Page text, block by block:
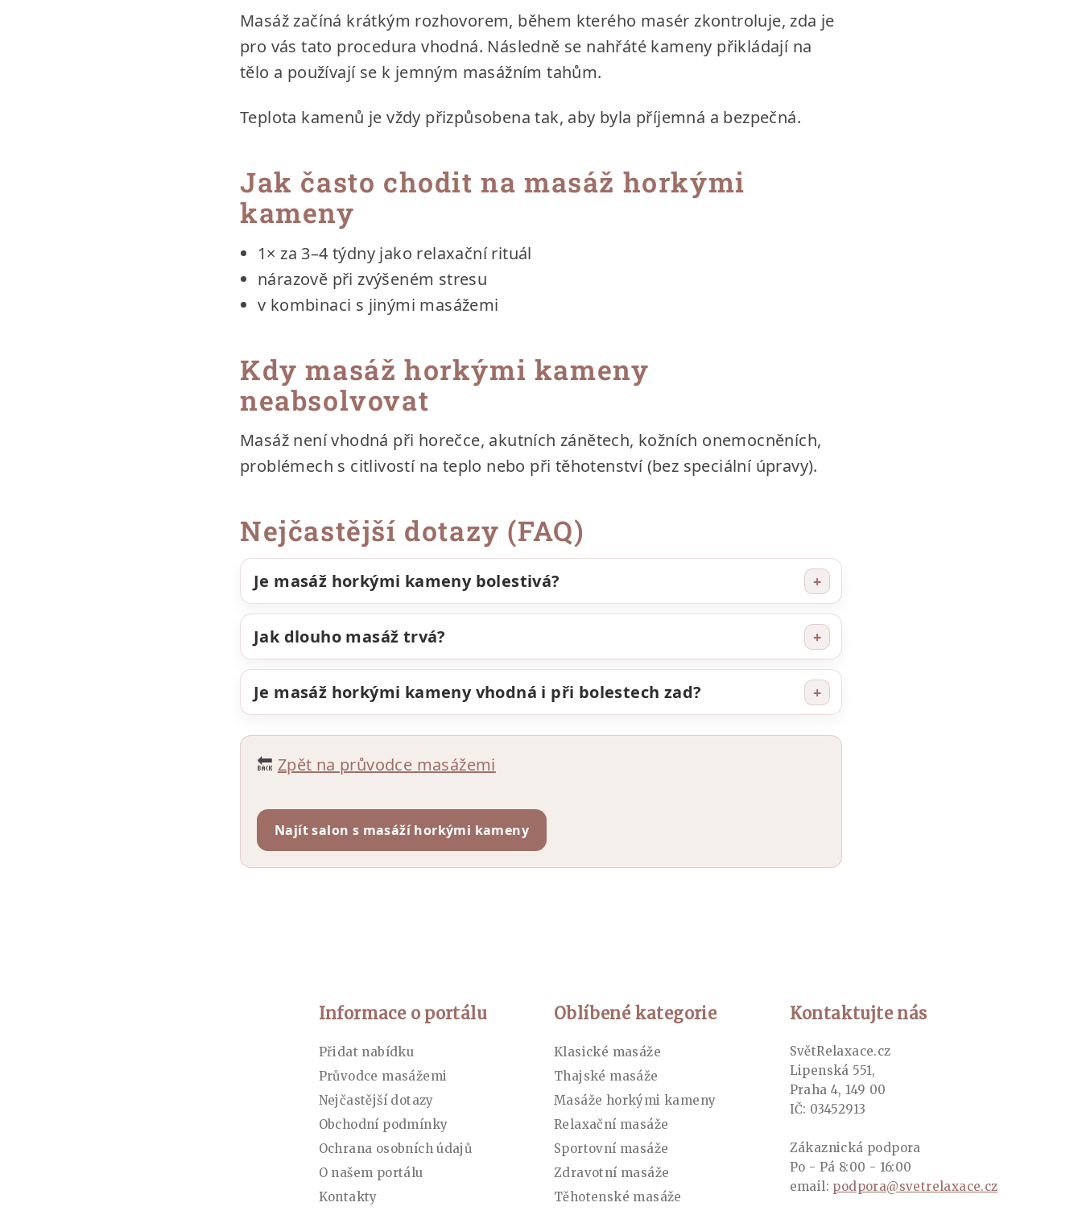
Masáž začíná krátkým rozhovorem, během kterého masér zkontroluje, zda je
pro vás tato procedura vhodná. Následně se nahřáté kameny přikládají na
tělo a používají se k jemným masážním tahům.
Teplota kamenů je vždy přizpůsobena tak, aby byla příjemná a bezpečná.
Jak často chodit na masáž horkými
kameny
1× za 3–4 týdny jako relaxační rituál
nárazově při zvýšeném stresu
v kombinaci s jinými masážemi
Kdy masáž horkými kameny
neabsolvovat
Masáž není vhodná při horečce, akutních zánětech, kožních onemocněních,
problémech s citlivostí na teplo nebo při těhotenství (bez speciální úpravy).
Nejčastější dotazy (FAQ)
Je masáž horkými kameny bolestivá?
Jak dlouho masáž trvá?
Je masáž horkými kameny vhodná i při bolestech zad?
🔙 Zpět na průvodce masážemi
Najít salon s masáží horkými kameny
Informace o portálu
Přidat nabídku
Průvodce masážemi
Nejčastější dotazy
Obchodní podmínky
Ochrana osobních údajů
O našem portálu
Kontakty
Oblíbené kategorie
Klasické masáže
Thajské masáže
Masáže horkými kameny
Relaxační masáže
Sportovní masáže
Zdravotní masáže
Těhotenské masáže
Kontaktujte nás
SvětRelaxace.cz
Lipenská 551,
Praha 4, 149 00
IČ: 03452913
Zákaznická podpora
Po - Pá 8:00 - 16:00
email: podpora@svetrelaxace.cz